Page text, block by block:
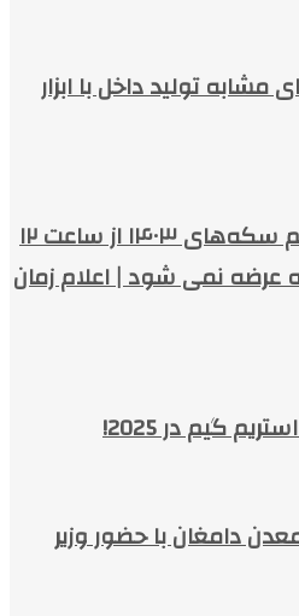
مشابه تولید داخل با ابزار
آغاز حراج چهل و پنجم سکه‌های ۱۴۰۳ از ساعت ۱۲
نمی شود | اعلام زمان
گیم در 2025!
دامغان با حضور وزیر